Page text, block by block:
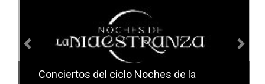
Conciertos del ciclo Candlelight en